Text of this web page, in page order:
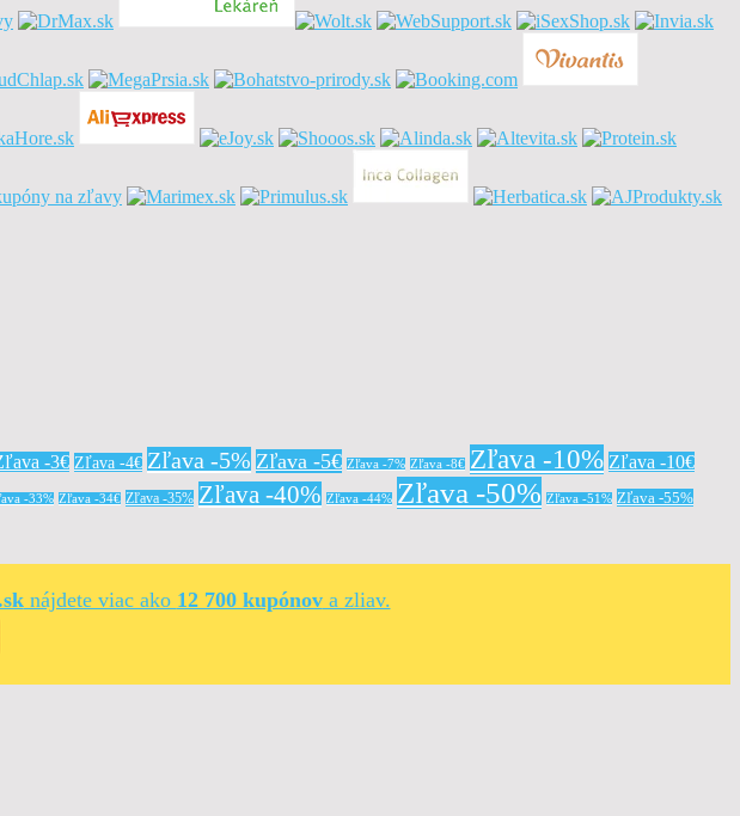
-3€ Zľava -4€ Zľava -5% Zľava -5€ Zľava -7% Zľava -8€ Zľava -10% Zľava -10€
-33% Zľava -34€ Zľava -35% Zľava -40% Zľava -44% Zľava -50% Zľava -51% Zľava -55%
nájdete viac ako 12 700 kupónova zliav.